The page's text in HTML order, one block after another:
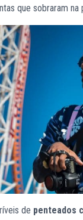
que sobraram na
de penteados